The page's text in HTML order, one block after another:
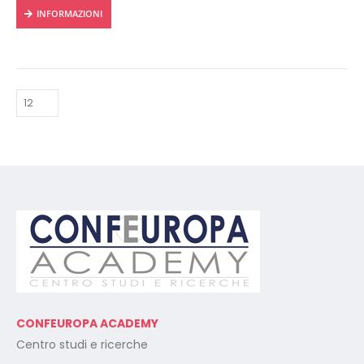
dispositivo connesso a
univoco di riconscimento.
INFORMAZIONI
CONFEUROPA ACADEMY
Centro studi e ricerche